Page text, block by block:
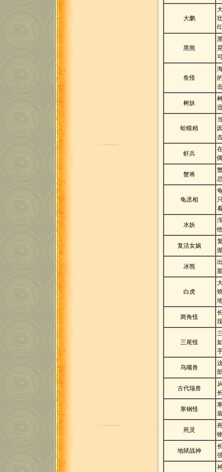
大鹏
黑熊
鱼怪
树妖
蛤蟆精
虾兵
蟹将
龟丞相
水妖
复活女娲
冰熊
白虎
两角怪
三尾怪
鸟嘴兽
古代瑞兽
寒钢怪
死灵
地狱战神